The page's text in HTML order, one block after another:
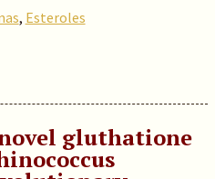
, Esteroles
gluthatione